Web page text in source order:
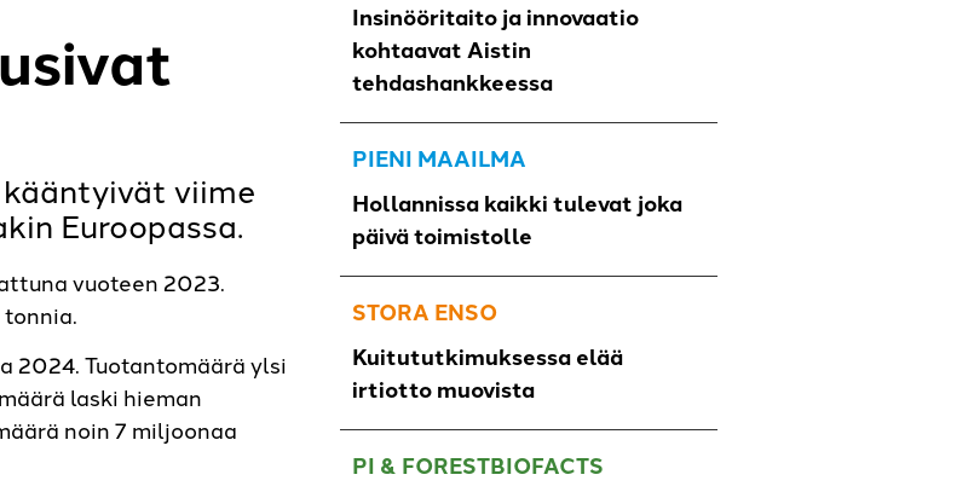
viime
Euroopassa.
vuoteen 2023.
2024. Tuotantomäärä ylsi
laski hieman
noin 7 miljoonaa
Insinööritaito ja innovaatio
kohtaavat Aistin
tehdashankkeessa
PIENI MAAILMA
Hollannissa kaikki tulevat joka
päivä toimistolle
STORA ENSO
Kuitututkimuksessa elää
irtiotto muovista
PI & FORESTBIOFACTS